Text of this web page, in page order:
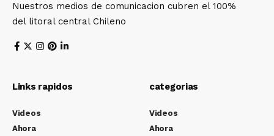
Nuestros medios de comunicacion cubren el 100%
del litoral central Chileno
Links rapidos
Videos
Ahora
categorias
Videos
Ahora